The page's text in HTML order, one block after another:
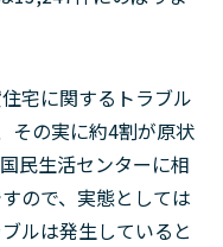
宅に関するトラブル
その実に約4割が原状
民生活センターに相
ので、実態としては
ルは発生していると